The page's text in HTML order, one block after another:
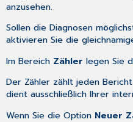
anzusehen.
Sollen die Diagnosen
aktivieren Sie die
Im Bereich Zähler legen Sie
Der Zähler zählt jeden
dient ausschließlich Ihrer
Wenn Sie die Option Neuer